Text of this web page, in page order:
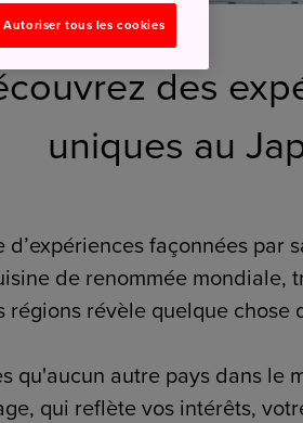
des
uniques au
façonnées par
de renommée mondiale,
révèle quelque chose
qu'aucun autre pays dans le
qui reflète vos intérêts,
Autoriser tous les cookies